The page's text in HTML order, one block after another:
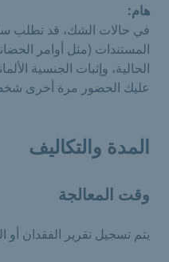
هام:
في حالات الشك، قد تطلب
المستندات (مثل أوامر
الحالية، وإثبات الجنسية
عليك الحضور مرة أخرى
المدة والتكاليف
وقت المعالجة
يتم تسجيل تقرير الفقدان